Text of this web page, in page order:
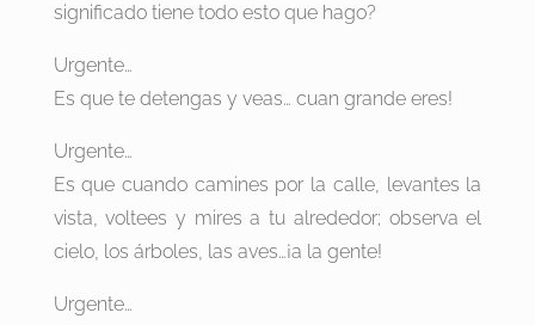
significado tiene todo esto que hago?
Urgente…
Es que te detengas y veas… cuan grande eres!
Urgente…
Es que cuando camines por la calle, levantes la
vista, voltees y mires a tu alrededor; observa el
cielo, los árboles, las aves…¡a la gente!
Urgente…